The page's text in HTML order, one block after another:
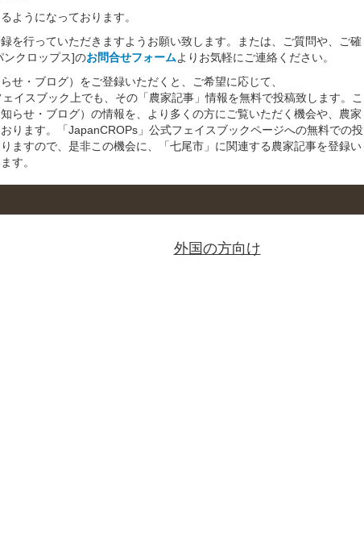
ようになっております。
を行っていただきますようお願い致します。または、ご質問や、ご確
ンクロップス]のお問合せフォームよりお気軽にご連絡ください。
せ・ブログ）をご登録いただくと、ご希望に応じて、
イスブック上でも、その「農家記事」情報を無料で投稿致します。こ
らせ・ブログ）の情報を、より多くの方にご覧いただく機会や、農家
ります。「JapanCROPs」公式フェイスブックページへの無料での投
ますので、是非この機会に、「七尾市」に関連する農家記事を登録い
す。
外国の方向け